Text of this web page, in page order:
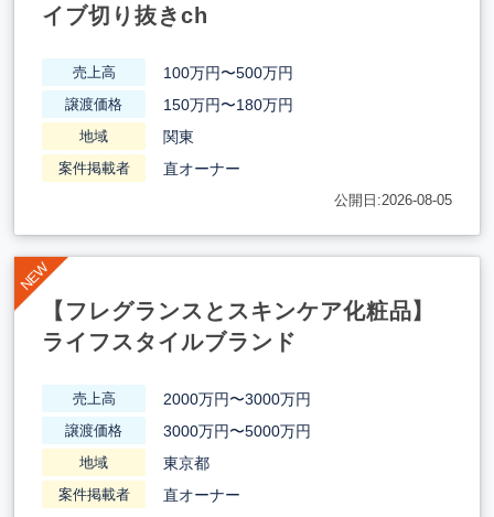
イブ切り抜きch
売上高 100万円〜500万円
譲渡価格 150万円〜180万円
地域 関東
案件掲載者 直オーナー
公開日:2026-08-05
【フレグランスとスキンケア化粧品】
ライフスタイルブランド
売上高 2000万円〜3000万円
譲渡価格 3000万円〜5000万円
地域 東京都
案件掲載者 直オーナー